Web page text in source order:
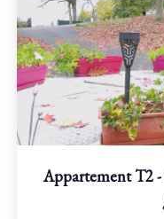
Appartement T2